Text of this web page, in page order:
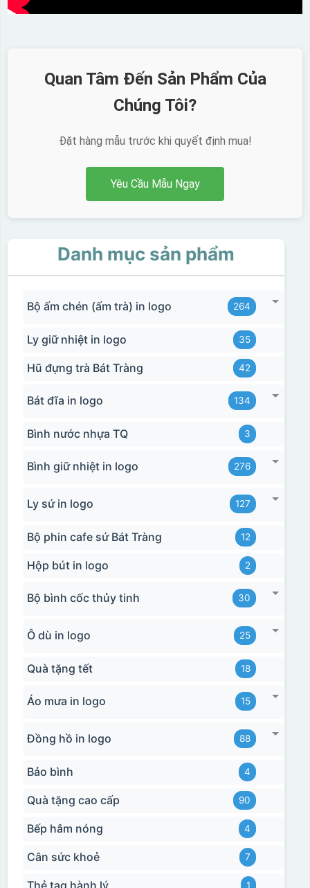
Quan Tâm Đến Sản Phẩm Của
Chúng Tôi?
Đặt hàng mẫu trước khi quyết định mua!
Yêu Cầu Mẫu Ngay
Danh mục sản phẩm
Bộ ấm chén (ấm trà) in logo 264
Ly giữ nhiệt in logo 35
Hũ đựng trà Bát Tràng 42
Bát đĩa in logo 134
Bình nước nhựa TQ 3
Bình giữ nhiệt in logo 276
Ly sứ in logo 127
Bộ phin cafe sứ Bát Tràng 12
Hộp bút in logo 2
Bộ bình cốc thủy tinh 30
Ô dù in logo 25
Quà tặng tết 18
Áo mưa in logo 15
Đồng hồ in logo 88
Bảo bình 4
Quà tặng cao cấp 90
Bếp hâm nóng 4
Cân sức khoẻ 7
Thẻ tag hành lý 1